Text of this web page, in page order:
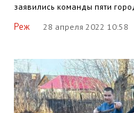
заявились команды пяти
Реж 28 апреля 2022 10:58